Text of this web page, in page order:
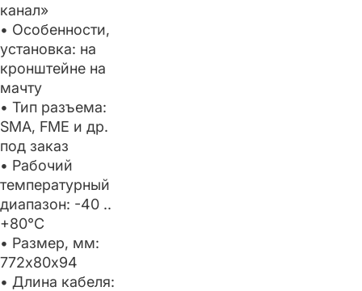
канал»
• Особенности,
установка: на
кронштейне на
мачту
• Тип разъема:
SMA, FME и др.
под заказ
• Рабочий
температурный
диапазон: -40 ..
+80°C
• Размер, мм:
772х80х94
• Длина кабеля: